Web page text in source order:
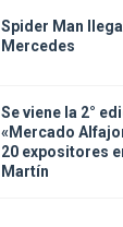
Spider Man
Mercedes
Se viene la 2°
«Mercado
20 expositores
Martín